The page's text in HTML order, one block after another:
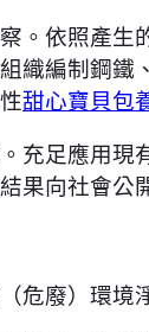
。依照產
織編制鋼
甜心寶貝包
充足應用現
果向社會公
危廢）環境